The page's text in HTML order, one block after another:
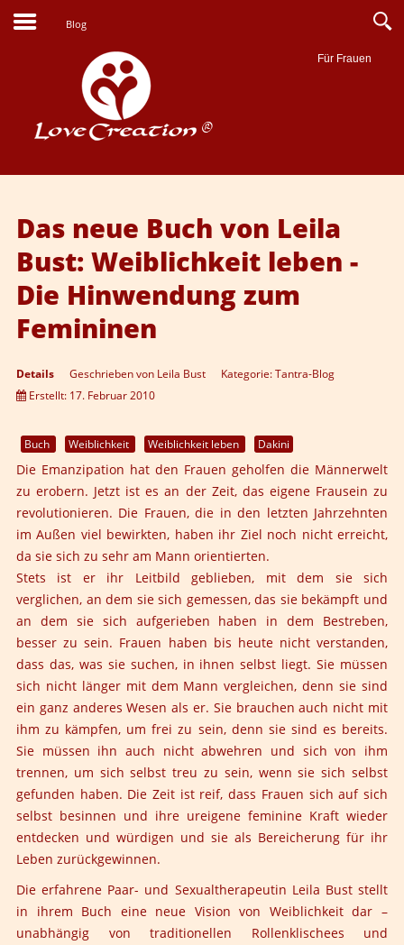
Blog
Für Frauen
Suche
Das neue Buch von Leila
Bust: Weiblichkeit leben -
Die Hinwendung zum
Femininen
Details Geschrieben von Leila Bust Kategorie:Tantra-Blog
Erstellt: 17. Februar 2010
Buch Weiblichkeit Weiblichkeit leben Dakini
Die Emanzipation hat den Frauen geholfen die Männerwelt
zu erobern. Jetzt ist es an der Zeit, das eigene Frausein zu
revolutionieren. Die Frauen, die in den letzten Jahrzehnten
im Außen viel bewirkten, haben ihr Ziel noch nicht erreicht,
da sie sich zu sehr am Mann orientierten.
Stets ist er ihr Leitbild geblieben, mit dem sie sich
verglichen, an dem sie sich gemessen, das sie bekämpft und
an dem sie sich aufgerieben haben in dem Bestreben,
besser zu sein. Frauen haben bis heute nicht verstanden,
dass das, was sie suchen, in ihnen selbst liegt. Sie müssen
sich nicht länger mit dem Mann vergleichen, denn sie sind
ein ganz anderes Wesen als er. Sie brauchen auch nicht mit
ihm zu kämpfen, um frei zu sein, denn sie sind es bereits.
Sie müssen ihn auch nicht abwehren und sich von ihm
trennen, um sich selbst treu zu sein, wenn sie sich selbst
gefunden haben. Die Zeit ist reif, dass Frauen sich auf sich
selbst besinnen und ihre ureigene feminine Kraft wieder
entdecken und würdigen und sie als Bereicherung für ihr
Leben zurückgewinnen.
Die erfahrene Paar- und Sexualtherapeutin Leila Bust stellt
in ihrem Buch eine neue Vision von Weiblichkeit dar –
unabhängig von traditionellen Rollenklischees und